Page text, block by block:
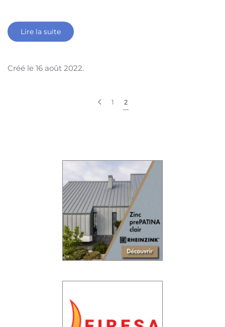
Lire la suite
Créé le 16 août 2022.
1 2